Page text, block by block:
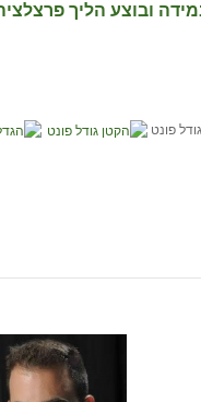
ובוצע הליך
גודל פונט